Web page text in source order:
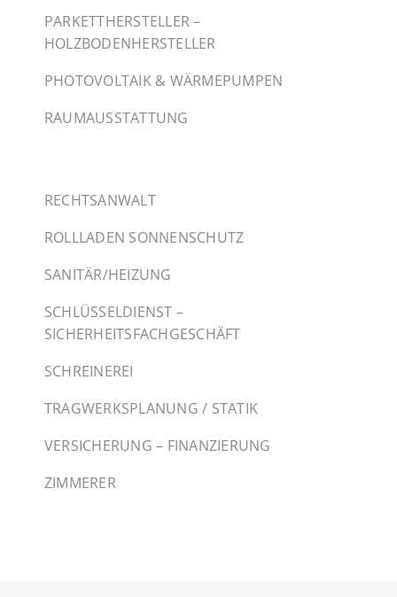
PARKETTHERSTELLER –
HOLZBODENHERSTELLER
PHOTOVOLTAIK & WÄRMEPUMPEN
RAUMAUSSTATTUNG
RECHTSANWALT
ROLLLADEN SONNENSCHUTZ
SANITÄR/HEIZUNG
SCHLÜSSELDIENST –
SICHERHEITSFACHGESCHÄFT
SCHREINEREI
TRAGWERKSPLANUNG / STATIK
VERSICHERUNG – FINANZIERUNG
ZIMMERER